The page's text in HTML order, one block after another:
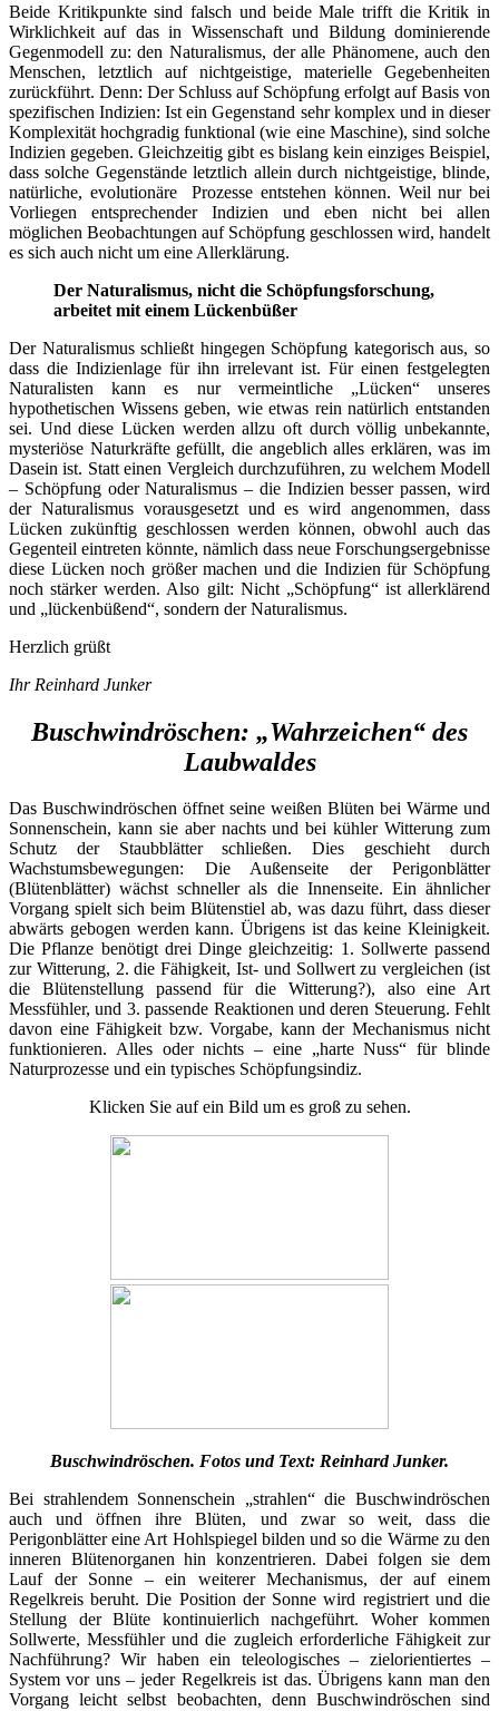
Beide Kritikpunkte sind falsch und beide Male trifft die Kritik in
Wirklichkeit auf das in Wissenschaft und Bildung dominierende
Gegenmodell zu: den Naturalismus, der alle Phänomene, auch den
Menschen, letztlich auf nichtgeistige, materielle Gegebenheiten
zurückführt. Denn: Der Schluss auf Schöpfung erfolgt auf Basis von
spezifischen Indizien: Ist ein Gegenstand sehr komplex und in dieser
Komplexität hochgradig funktional (wie eine Maschine), sind solche
Indizien gegeben. Gleichzeitig gibt es bislang kein einziges Beispiel,
dass solche Gegenstände letztlich allein durch nichtgeistige, blinde,
natürliche, evolutionäre Prozesse entstehen können. Weil nur bei
Vorliegen entsprechender Indizien und eben nicht bei allen
möglichen Beobachtungen auf Schöpfung geschlossen wird, handelt
es sich auch nicht um eine Allerklärung.
Der Naturalismus, nicht die Schöpfungsforschung,
arbeitet mit einem Lückenbüßer
Der Naturalismus schließt hingegen Schöpfung kategorisch aus, so
dass die Indizienlage für ihn irrelevant ist. Für einen festgelegten
Naturalisten kann es nur vermeintliche „Lücken“ unseres
hypothetischen Wissens geben, wie etwas rein natürlich entstanden
sei. Und diese Lücken werden allzu oft durch völlig unbekannte,
mysteriöse Naturkräfte gefüllt, die angeblich alles erklären, was im
Dasein ist. Statt einen Vergleich durchzuführen, zu welchem Modell
– Schöpfung oder Naturalismus – die Indizien besser passen, wird
der Naturalismus vorausgesetzt und es wird angenommen, dass
Lücken zukünftig geschlossen werden können, obwohl auch das
Gegenteil eintreten könnte, nämlich dass neue Forschungsergebnisse
diese Lücken noch größer machen und die Indizien für Schöpfung
noch stärker werden. Also gilt: Nicht „Schöpfung“ ist allerklärend
und „lückenbüßend“, sondern der Naturalismus.
Herzlich grüßt
Ihr Reinhard Junker
Buschwindröschen: „Wahrzeichen“ des
Laubwaldes
Das Buschwindröschen öffnet seine weißen Blüten bei Wärme und
Sonnenschein, kann sie aber nachts und bei kühler Witterung zum
Schutz der Staubblätter schließen. Dies geschieht durch
Wachstumsbewegungen: Die Außenseite der Perigonblätter
(Blütenblätter) wächst schneller als die Innenseite. Ein ähnlicher
Vorgang spielt sich beim Blütenstiel ab, was dazu führt, dass dieser
abwärts gebogen werden kann. Übrigens ist das keine Kleinigkeit.
Die Pflanze benötigt drei Dinge gleichzeitig: 1. Sollwerte passend
zur Witterung, 2. die Fähigkeit, Ist- und Sollwert zu vergleichen (ist
die Blütenstellung passend für die Witterung?), also eine Art
Messfühler, und 3. passende Reaktionen und deren Steuerung. Fehlt
davon eine Fähigkeit bzw. Vorgabe, kann der Mechanismus nicht
funktionieren. Alles oder nichts – eine „harte Nuss“ für blinde
Naturprozesse und ein typisches Schöpfungsindiz.
Klicken Sie auf ein Bild um es groß zu sehen.
Buschwindröschen. Fotos und Text: Reinhard Junker.
Bei strahlendem Sonnenschein „strahlen“ die Buschwindröschen
auch und öffnen ihre Blüten, und zwar so weit, dass die
Perigonblätter eine Art Hohlspiegel bilden und so die Wärme zu den
inneren Blütenorganen hin konzentrieren. Dabei folgen sie dem
Lauf der Sonne – ein weiterer Mechanismus, der auf einem
Regelkreis beruht. Die Position der Sonne wird registriert und die
Stellung der Blüte kontinuierlich nachgeführt. Woher kommen
Sollwerte, Messfühler und die zugleich erforderliche Fähigkeit zur
Nachführung? Wir haben ein teleologisches – zielorientiertes –
System vor uns – jeder Regelkreis ist das. Übrigens kann man den
Vorgang leicht selbst beobachten, denn Buschwindröschen sind